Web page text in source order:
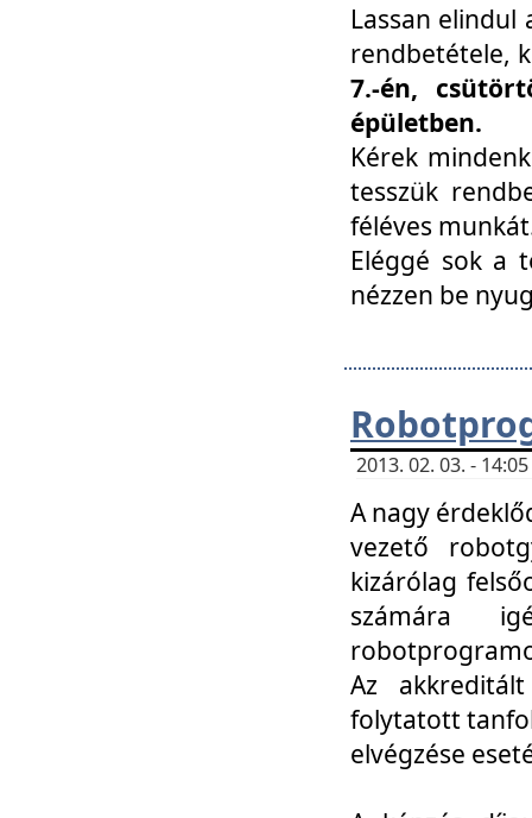
Lassan elindul
rendbetétele,
7.-én,
épületben.
Kérek
tesszük
féléves
Eléggé sok a
nézzen be
2013. 02. 03. -
A nagy
vezető
kizárólag
számára
Az
folytatott
elvégzése